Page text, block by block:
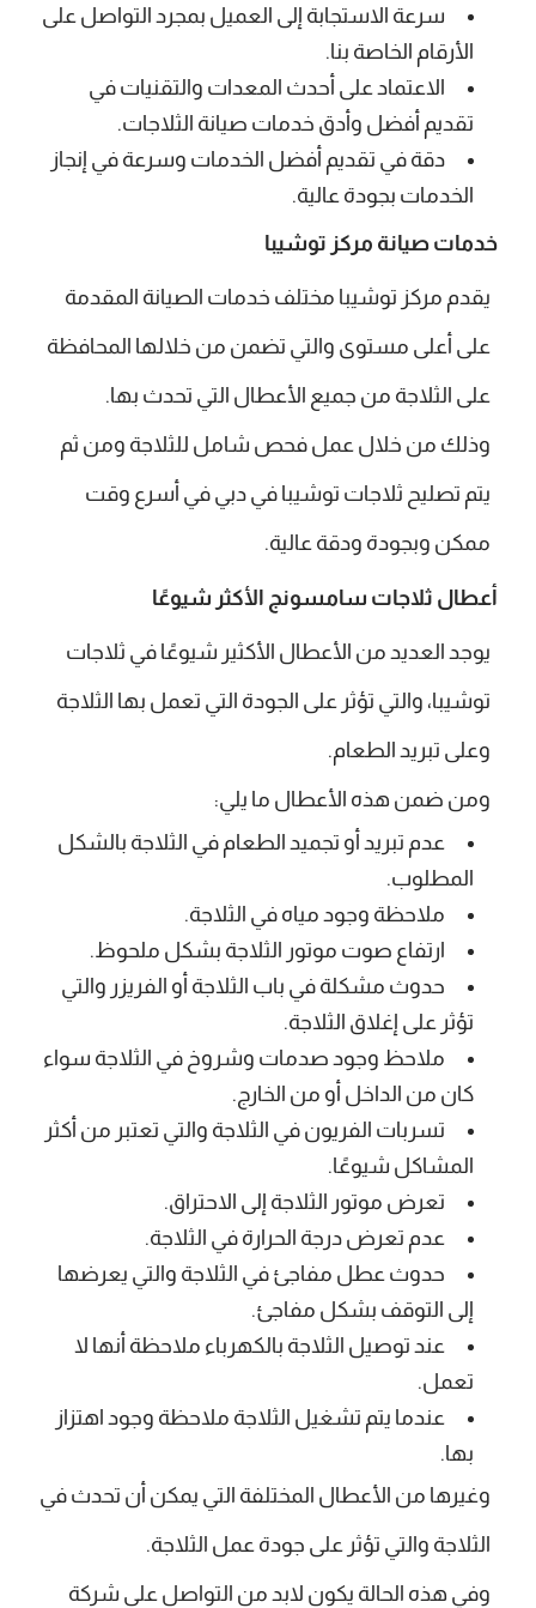
سرعة الاستجابة إلى العميل بمجرد التواصل على
الأرقام الخاصة بنا.
الاعتماد على أحدث المعدات والتقنيات في
تقديم أفضل وأدق خدمات صيانة الثلاجات.
دقة في تقديم أفضل الخدمات وسرعة في إنجاز
الخدمات بجودة عالية.
خدمات صيانة مركز توشيبا
يقدم مركز توشيبا مختلف خدمات الصيانة المقدمة
على أعلى مستوى والتي تضمن من خلالها المحافظة
على الثلاجة من جميع الأعطال التي تحدث بها.
وذلك من خلال عمل فحص شامل للثلاجة ومن ثم
يتم تصليح ثلاجات توشيبا في دبي في أسرع وقت
ممكن وبجودة ودقة عالية.
أعطال ثلاجات سامسونج الأكثر شيوعًا
يوجد العديد من الأعطال الأكثير شيوعًا في ثلاجات
توشيبا، والتي تؤثر على الجودة التي تعمل بها الثلاجة
وعلى تبريد الطعام.
ومن ضمن هذه الأعطال ما يلي:
عدم تبريد أو تجميد الطعام في الثلاجة بالشكل
المطلوب.
ملاحظة وجود مياه في الثلاجة.
ارتفاع صوت موتور الثلاجة بشكل ملحوظ.
حدوث مشكلة في باب الثلاجة أو الفريزر والتي
تؤثر على إغلاق الثلاجة.
ملاحظ وجود صدمات وشروخ في الثلاجة سواء
كان من الداخل أو من الخارج.
تسربات الفريون في الثلاجة والتي تعتبر من أكثر
المشاكل شيوعًا.
تعرض موتور الثلاجة إلى الاحتراق.
عدم تعرض درجة الحرارة في الثلاجة.
حدوث عطل مفاجئ في الثلاجة والتي يعرضها
إلى التوقف بشكل مفاجئ.
عند توصيل الثلاجة بالكهرباء ملاحظة أنها لا
تعمل.
عندما يتم تشغيل الثلاجة ملاحظة وجود اهتزاز
بها.
وغيرها من الأعطال المختلفة التي يمكن أن تحدث في
الثلاجة والتي تؤثر على جودة عمل الثلاجة.
وفي هذه الحالة يكون لابد من التواصل على شركة